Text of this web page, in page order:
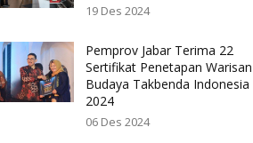
19 Des 2024
Pemprov Jabar Terima 22
Sertifikat Penetapan Warisan
Budaya Takbenda Indonesia
2024
06 Des 2024